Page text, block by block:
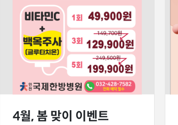
4월, 봄 맞이 이벤트